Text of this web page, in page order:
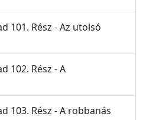
101. Rész - Az utolsó
102. Rész - A
103. Rész - A robbanás